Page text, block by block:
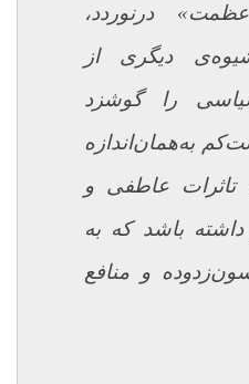
درنوردد،
دیگری از
را گوشزد
به‌همان‌اندازه
تاثرات عاطفی و
باشد که به
و منافع